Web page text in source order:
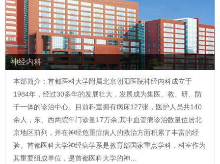
神经内科
本部简介：首都医科大学附属北京朝阳医院神经内科成立于
1984年，经过30多年的发展壮大，发展成为集医、教、研、防
于一体的诊治中心。目前科室拥有病床127张，医护人员共140
余人，东、西两院年门诊量17万余;其中血管病诊治数量位居北
京地区前列，并在神经危重症病人的救治方面积累了丰富的经
验。首都医科大学神经病学系是教育部国家重点学科，科室作为
其重要组成单位，是首都医科大学的神…